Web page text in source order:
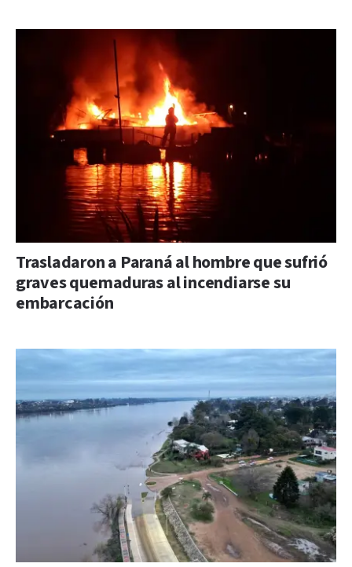
Trasladaron a Paraná al hombre que sufrió
graves quemaduras al incendiarse su
embarcación